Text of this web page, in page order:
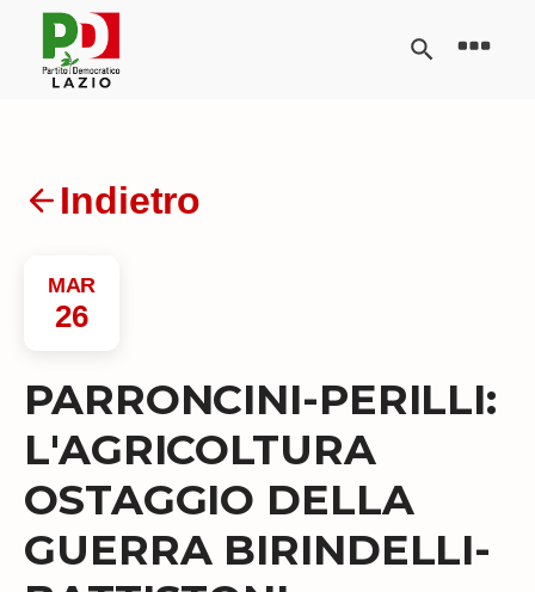
Indietro
MAR
26
PARRONCINI-PERILLI:
L'AGRICOLTURA
OSTAGGIO DELLA
GUERRA BIRINDELLI-